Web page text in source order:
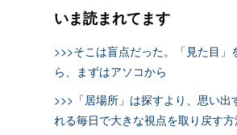
いま読まれてます
>>>そこは盲点だった。「見た目」
ら、まずはアソコから
>>>「居場所」は探すより、思い出
れる毎日で大きな視点を取り戻す方